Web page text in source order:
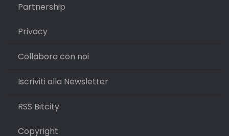
Partnership
Privacy
Collabora con noi
Iscriviti alla Newsletter
RSS Bitcity
Copyright